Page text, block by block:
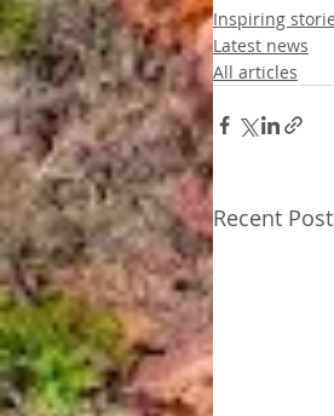
Inspiring
Latest news
All articles
Recent